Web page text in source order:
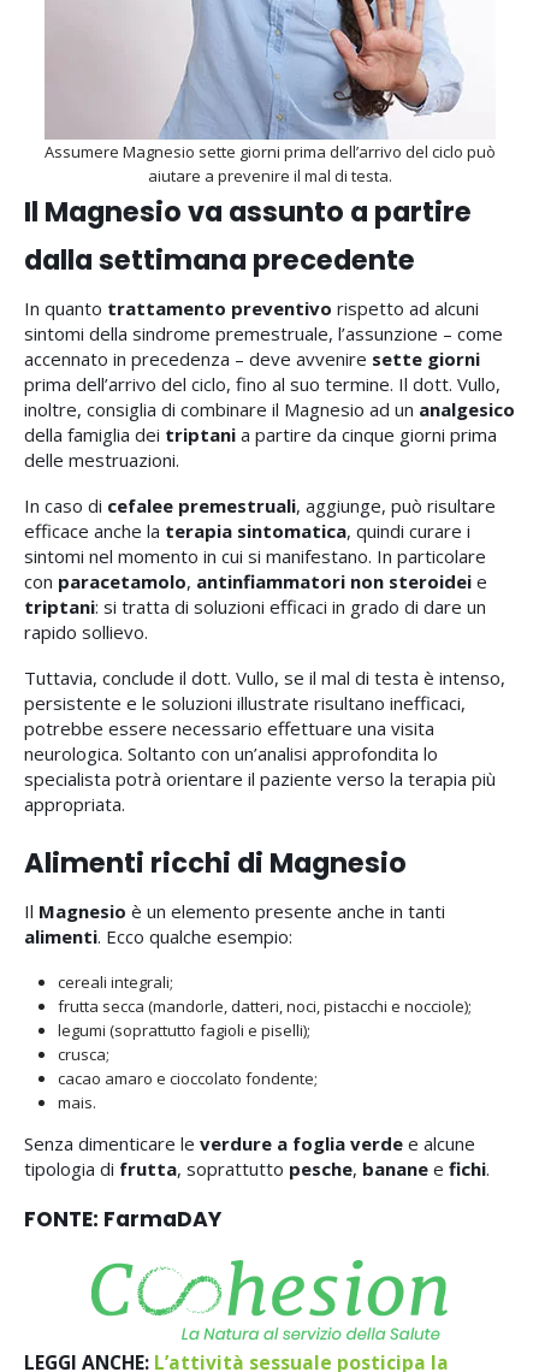
Assumere Magnesio sette giorni prima dell’arrivo del ciclo può
aiutare a prevenire il mal di testa.
Il Magnesio va assunto a partire
dalla settimana precedente
In quanto trattamento preventivo rispetto ad alcuni
sintomi della sindrome premestruale, l’assunzione – come
accennato in precedenza – deve avvenire sette giorni
prima dell’arrivo del ciclo, fino al suo termine. Il dott. Vullo,
inoltre, consiglia di combinare il Magnesio ad un analgesico
della famiglia dei triptani a partire da cinque giorni prima
delle mestruazioni.
In caso di cefalee premestruali, aggiunge, può risultare
efficace anche la terapia sintomatica, quindi curare i
sintomi nel momento in cui si manifestano. In particolare
con paracetamolo, antinfiammatori non steroidei e
triptani: si tratta di soluzioni efficaci in grado di dare un
rapido sollievo.
Tuttavia, conclude il dott. Vullo, se il mal di testa è intenso,
persistente e le soluzioni illustrate risultano inefficaci,
potrebbe essere necessario effettuare una visita
neurologica. Soltanto con un’analisi approfondita lo
specialista potrà orientare il paziente verso la terapia più
appropriata.
Alimenti ricchi di Magnesio
Il Magnesio è un elemento presente anche in tanti
alimenti. Ecco qualche esempio:
cereali integrali;
frutta secca (mandorle, datteri, noci, pistacchi e nocciole);
legumi (soprattutto fagioli e piselli);
crusca;
cacao amaro e cioccolato fondente;
mais.
Senza dimenticare le verdure a foglia verde e alcune
tipologia di frutta, soprattutto pesche, banane e fichi.
FONTE: FarmaDAY
LEGGI ANCHE: L’attività sessuale posticipa la